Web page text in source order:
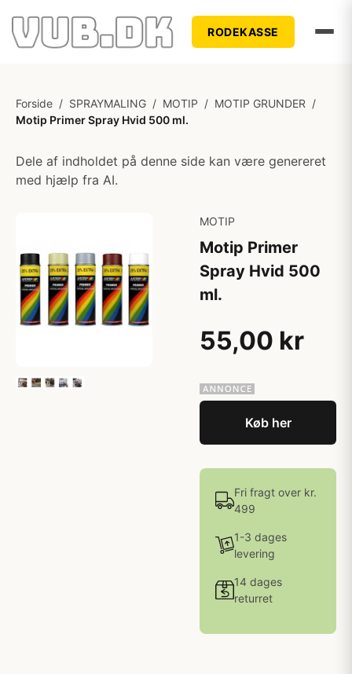
RODEKASSE
Forside / SPRAYMALING / MOTIP / MOTIP GRUNDER /
Motip Primer Spray Hvid 500 ml.
Dele af indholdet på denne side kan være genereret
med hjælp fra AI.
MOTIP
Motip Primer
Spray Hvid 500
ml.
55,00 kr
Køb her
Fri fragt over kr.
499
1-3 dages
levering
14 dages
returret